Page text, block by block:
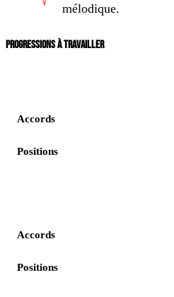
mélodique.
PROGRESSIONS À TRAVAILLER
Accords
Positions
Accords
Positions